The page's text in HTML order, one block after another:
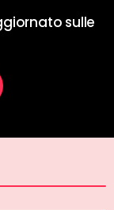
sulle